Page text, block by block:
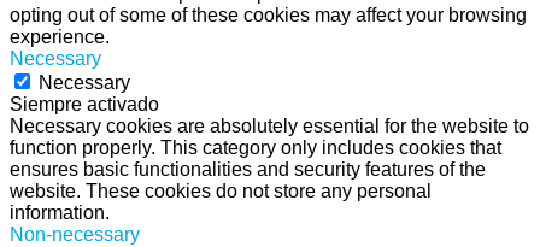
opting out of some of these cookies may affect your browsing
experience.
Necessary
Necessary
Siempre activado
Necessary cookies are absolutely essential for the website to
function properly. This category only includes cookies that
ensures basic functionalities and security features of the
website. These cookies do not store any personal
information.
Non-necessary